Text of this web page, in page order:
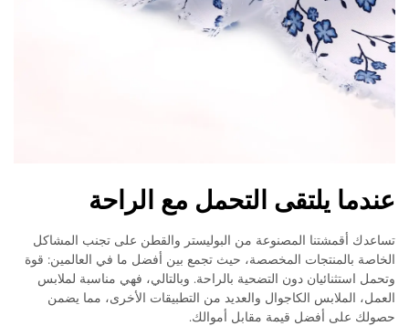
عندما يلتقى التحمل مع الراحة
تساعدك أقمشتنا المصنوعة من البوليستر والقطن على تجنب المشاكل
الخاصة بالمنتجات المخصصة، حيث تجمع بين أفضل ما في العالمين: قوة
وتحمل استثنائيان دون التضحية بالراحة. وبالتالي، فهي مناسبة لملابس
العمل، الملابس الكاجوال والعديد من التطبيقات الأخرى، مما يضمن
حصولك على أفضل قيمة مقابل أموالك.